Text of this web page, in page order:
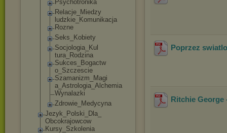
Psychotronika
Relacje_Miedzy
ludzkie_Komuni kacja
Rozne
Seks_Kobiety
Socjologia_Kul
tura_Rodzina
Sukces_Bogactw
o_Szczescie
Szamanizm_Magi
a_Astrologia_A lchemia
Wynalazki
Zdrowie_Medycyna
Jezyk_Polski_Dla_
Obcokrajowcow
Kursy_Szkolenia
Poprzez
Ritchie